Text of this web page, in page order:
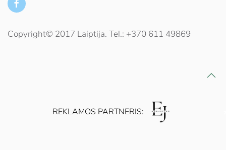
Copyright© 2017 Laiptija. Tel.: +370 611 49869
REKLAMOS PARTNERIS: